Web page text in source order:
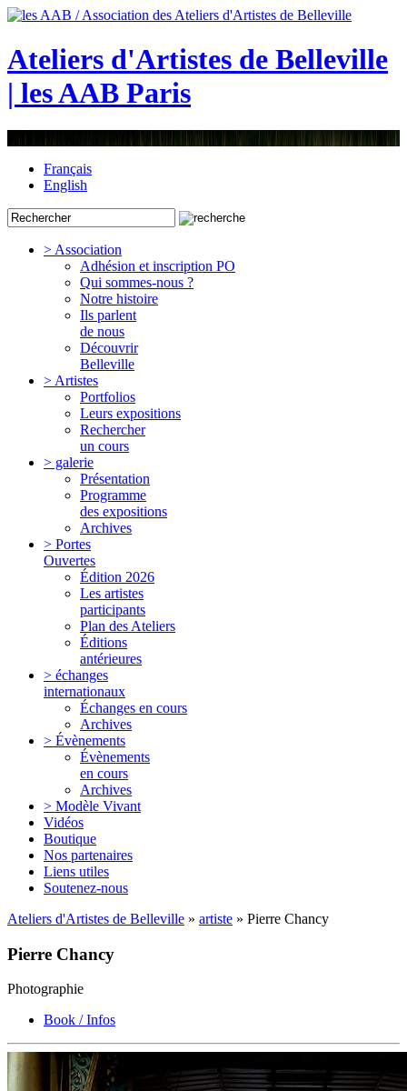
Ateliers d'Artistes de Belleville
| les AAB Paris
Français
English
> Association
Adhésion et inscription PO
Qui sommes-nous ?
Notre histoire
Ils parlent
de nous
Découvrir
Belleville
> Artistes
Portfolios
Leurs expositions
Rechercher
un cours
> galerie
Présentation
Programme
des expositions
Archives
> Portes
Ouvertes
Édition 2026
Les artistes
participants
Plan des Ateliers
Éditions
antérieures
> échanges
internationaux
Échanges en cours
Archives
> Évènements
Évènements
en cours
Archives
> Modèle Vivant
Vidéos
Boutique
Nos partenaires
Liens utiles
Soutenez-nous
Ateliers d'Artistes de Belleville » artiste » Pierre Chancy
Pierre Chancy
Photographie
Book / Infos